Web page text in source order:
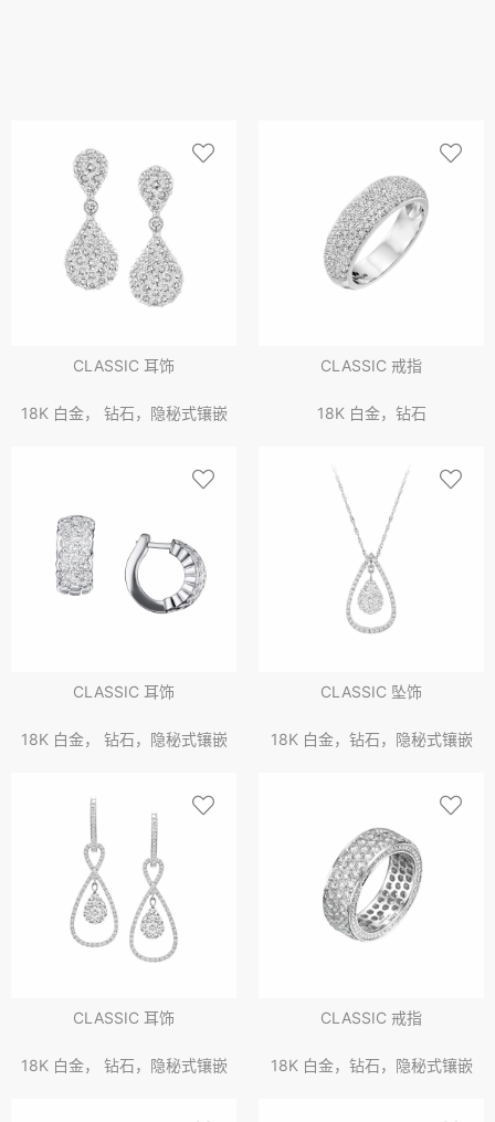
CLASSIC 耳饰
18K 白金， 钻石，隐秘式镶嵌
CLASSIC 戒指
18K 白金，钻石
CLASSIC 耳饰
18K 白金， 钻石，隐秘式镶嵌
CLASSIC 坠饰
18K 白金，钻石，隐秘式镶嵌
CLASSIC 耳饰
18K 白金， 钻石，隐秘式镶嵌
CLASSIC 戒指
18K 白金，钻石，隐秘式镶嵌